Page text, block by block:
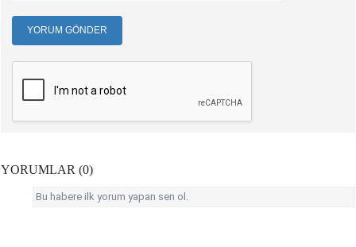
YORUM GÖNDER
YORUMLAR (0)
Bu habere ilk yorum yapan sen ol.